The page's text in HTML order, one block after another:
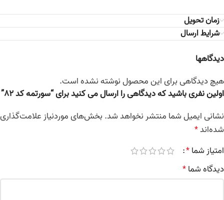
زمان تحویل
شرایط ارسال
دیدگاهها
هیچ دیدگاهی برای این محصول نوشته نشده است.
اولین نفری باشید که دیدگاهی را ارسال می کنید برای “سورتمه کد 82”
نشانی ایمیل شما منتشر نخواهد شد. بخش‌های موردنیاز علامت‌گذاری
شده‌اند*
امتیاز شما*
دیدگاه شما*